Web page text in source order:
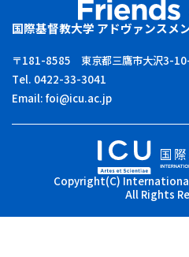
国際基督教大学 アドヴァンスメ
〒181-8585 東京都三鷹市大沢3-
Tel. 0422-33-3041
Email: foi@icu.ac.jp
Copyright(C)
All Rights